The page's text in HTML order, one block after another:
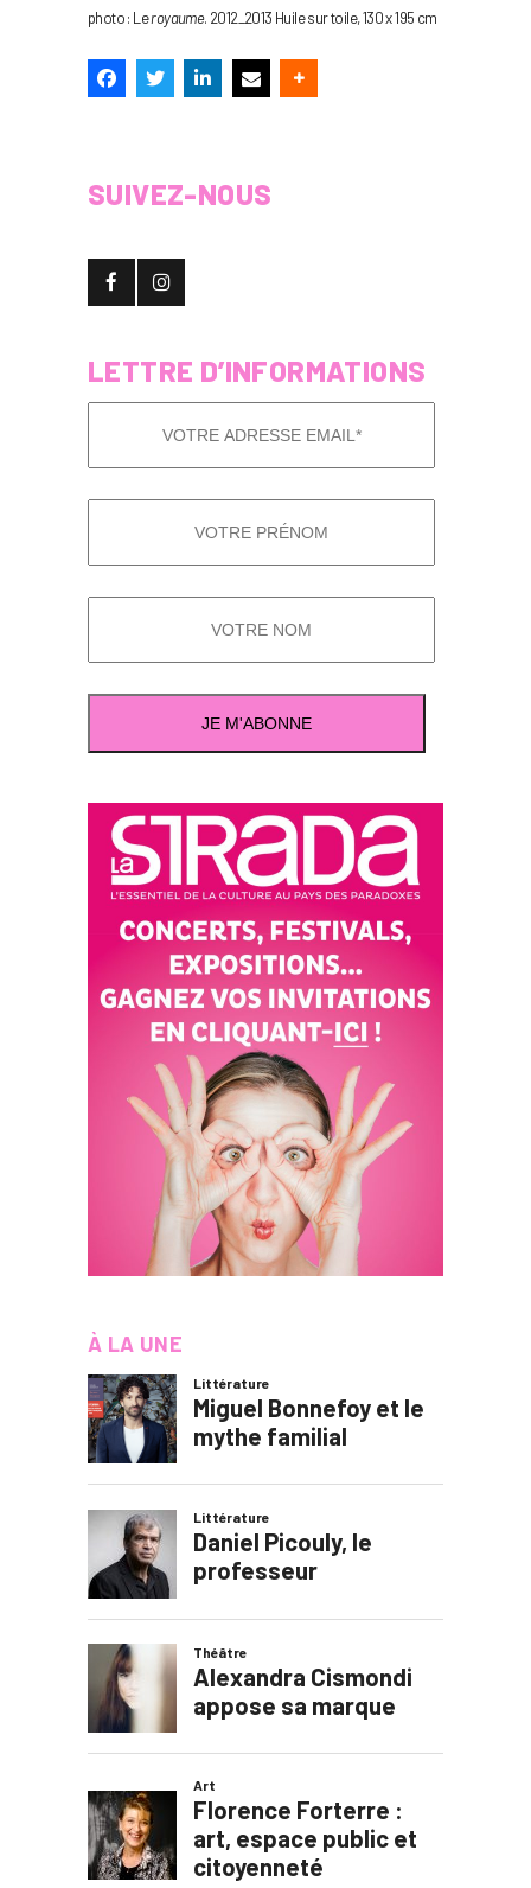
photo : Leroyaume. 2012_2013 Huile sur toile, 130 x 195 cm
SUIVEZ-NOUS
LETTRE D’INFORMATIONS
À LA UNE